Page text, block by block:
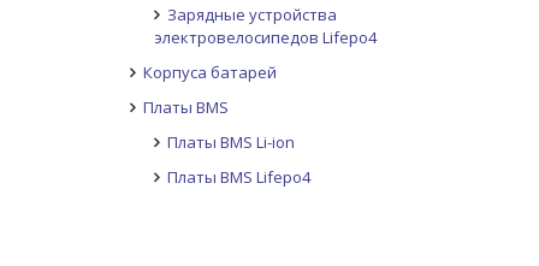
Зарядные устройства
электровелосипедов Lifepo4
Корпуса батарей
Платы BMS
Платы BMS Li-ion
Платы BMS Lifepo4